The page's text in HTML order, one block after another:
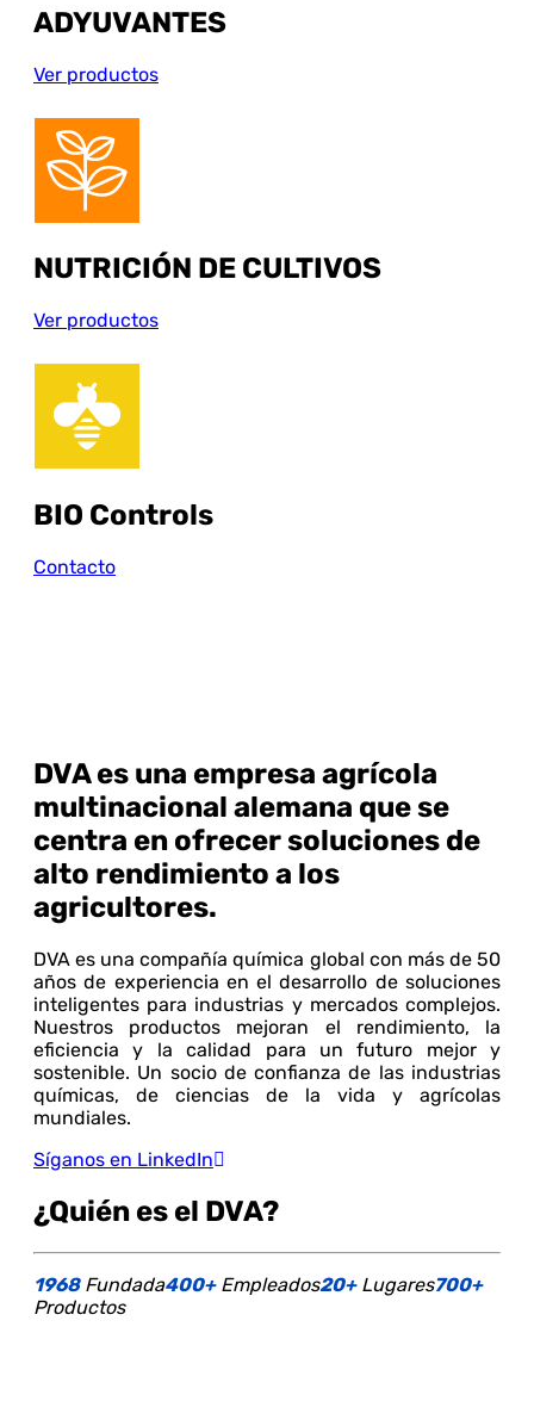
ADYUVANTES
Ver productos
NUTRICIÓN DE CULTIVOS
Ver productos
BIO Controls
Contacto
DVAes una empresa agrícola
multinacional alemana que se
centra en ofrecer soluciones de
alto rendimiento a los
agricultores.
DVA es una compañía química global con más de 50
años de experiencia en el desarrollo de soluciones
inteligentes para industrias y mercados complejos.
Nuestros productos mejoran el rendimiento, la
eficiencia y la calidad para un futuro mejor y
sostenible. Un socio de confianza de las industrias
químicas, de ciencias de la vida y agrícolas
mundiales.
Síganos en LinkedIn
¿Quién es el DVA?
1968Fundada400+Empleados20+Lugares700+
Productos